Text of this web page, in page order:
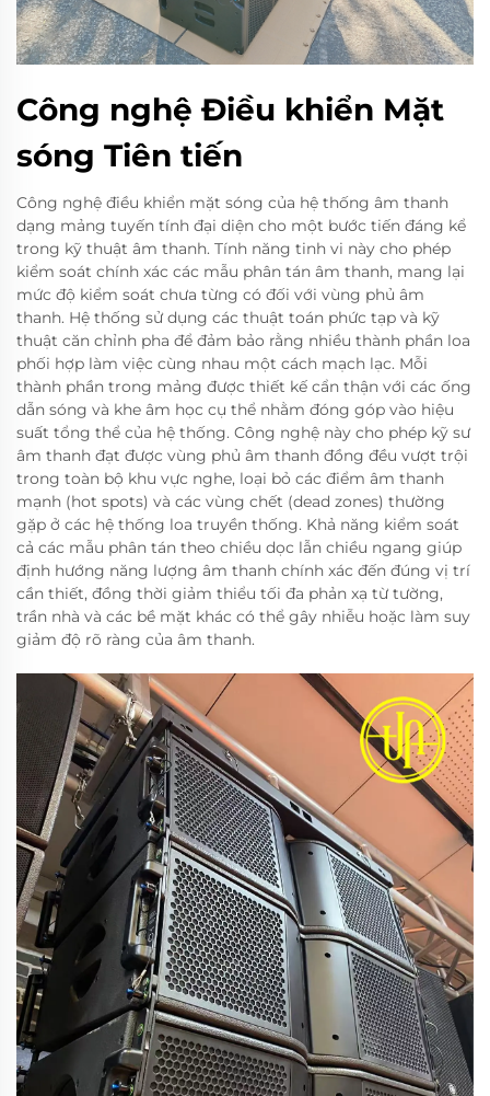
Công nghệ Điều khiển Mặt
sóng Tiên tiến
Công nghệ điều khiển mặt sóng của hệ thống âm thanh
dạng mảng tuyến tính đại diện cho một bước tiến đáng kể
trong kỹ thuật âm thanh. Tính năng tinh vi này cho phép
kiểm soát chính xác các mẫu phân tán âm thanh, mang lại
mức độ kiểm soát chưa từng có đối với vùng phủ âm
thanh. Hệ thống sử dụng các thuật toán phức tạp và kỹ
thuật căn chỉnh pha để đảm bảo rằng nhiều thành phần loa
phối hợp làm việc cùng nhau một cách mạch lạc. Mỗi
thành phần trong mảng được thiết kế cẩn thận với các ống
dẫn sóng và khe âm học cụ thể nhằm đóng góp vào hiệu
suất tổng thể của hệ thống. Công nghệ này cho phép kỹ sư
âm thanh đạt được vùng phủ âm thanh đồng đều vượt trội
trong toàn bộ khu vực nghe, loại bỏ các điểm âm thanh
mạnh (hot spots) và các vùng chết (dead zones) thường
gặp ở các hệ thống loa truyền thống. Khả năng kiểm soát
cả các mẫu phân tán theo chiều dọc lẫn chiều ngang giúp
định hướng năng lượng âm thanh chính xác đến đúng vị trí
cần thiết, đồng thời giảm thiểu tối đa phản xạ từ tường,
trần nhà và các bề mặt khác có thể gây nhiễu hoặc làm suy
giảm độ rõ ràng của âm thanh.